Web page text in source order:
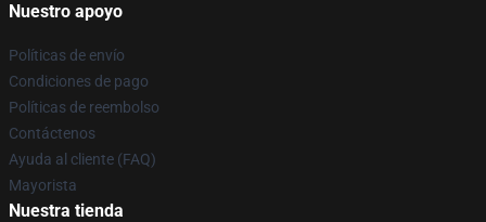
Nuestro apoyo
Políticas de envío
Condiciones de pago
Políticas de reembolso
Contáctenos
Ayuda al cliente (FAQ)
Mayorista
Nuestra tienda